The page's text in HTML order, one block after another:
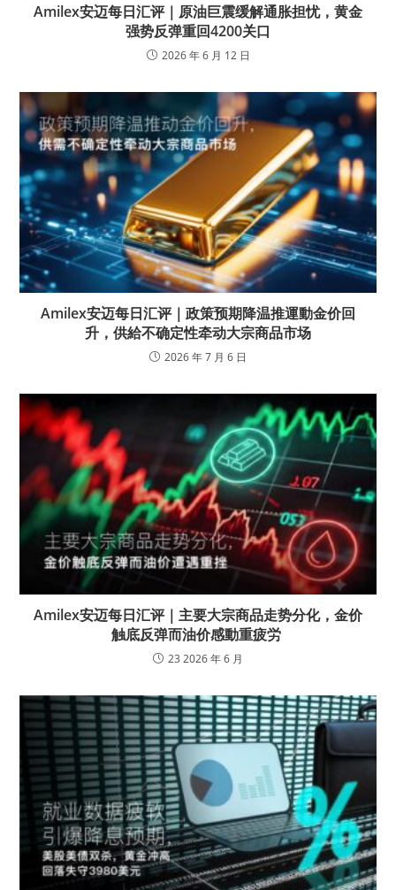
Amilex安迈每日汇评｜原油巨震缓解通胀担忧，黄金
强势反弹重回4200关口
2026 年 6 月 12 日
Amilex安迈每日汇评｜政策预期降温推運動金价回
升，供給不确定性牵动大宗商品市场
2026 年 7 月 6 日
Amilex安迈每日汇评｜主要大宗商品走势分化，金价
触底反弹而油价感動重疲労
23 2026 年 6 月